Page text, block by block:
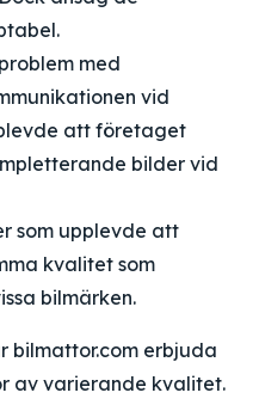
med
vid
att företaget
bilder vid
som upplevde att
kvalitet som
bilmärken.
bilmattor.com erbjuda
av varierande kvalitet.